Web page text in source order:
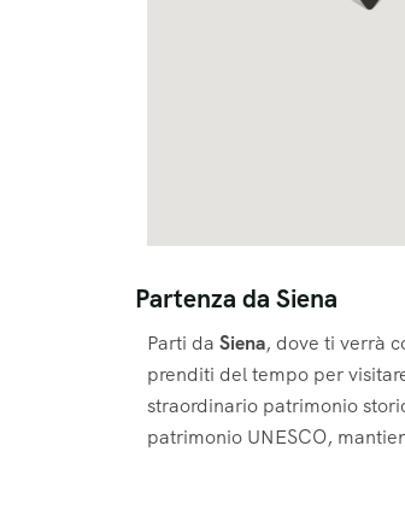
Partenza da Siena
Parti da Siena, dove ti verrà
prenditi del tempo per
straordinario patrimonio
patrimonio UNESCO,